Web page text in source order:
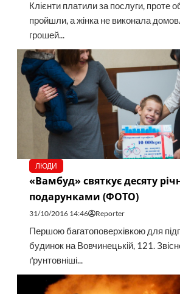
Клієнти платили за послуги, проте
пройшли, а жінка не виконала
грошей...
ЛЮДИ
«Вамбуд» святкує десяту
подарунками (ФОТО)
31/10/2016 14:46 Reporter
Першою багатоповерхівкою для
будинок на Вовчинецькій, 121.
ґрунтовніші...